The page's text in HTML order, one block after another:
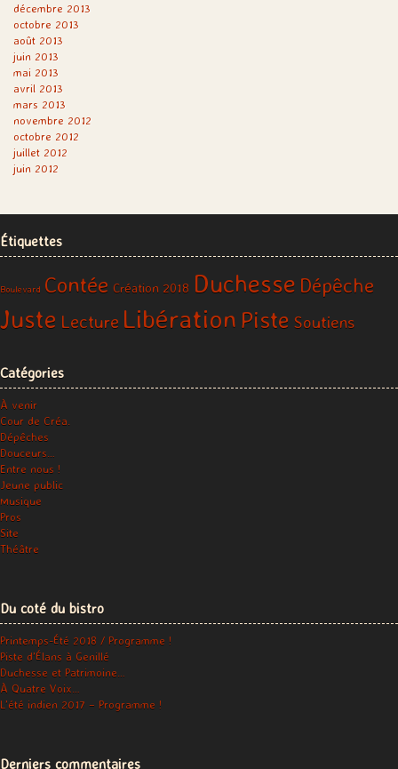
décembre 2013
octobre 2013
août 2013
juin 2013
mai 2013
avril 2013
mars 2013
novembre 2012
octobre 2012
juillet 2012
juin 2012
Étiquettes
Boulevard Contée Création 2018 Duchesse Dépêche
Juste Lecture Libération Piste Soutiens
Catégories
À venir
Cour de Créa.
Dépêches
Douceurs…
Entre nous !
Jeune public
Musique
Pros
Site
Théâtre
Du coté du bistro
Printemps-Été 2018 / Programme !
Piste d’Élans à Genillé
Duchesse et Patrimoine…
À Quatre Voix…
L’été indien 2017 – Programme !
Derniers commentaires